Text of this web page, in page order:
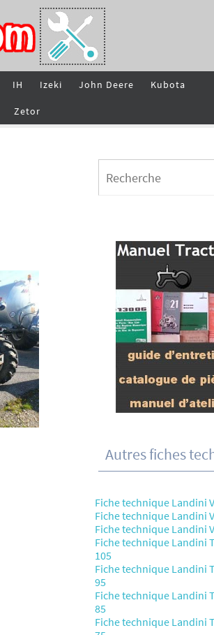
IH Izeki John Deere Kubota
Zetor
Autres fiches
Fiche technique Landini
Fiche technique Landini
Fiche technique Landini
Fiche technique Landini
105
Fiche technique Landini
95
Fiche technique Landini
85
Fiche technique Landini